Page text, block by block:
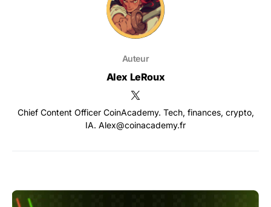
Auteur
Alex LeRoux
Chief Content Officer CoinAcademy. Tech, finances, crypto,
IA. Alex@coinacademy.fr